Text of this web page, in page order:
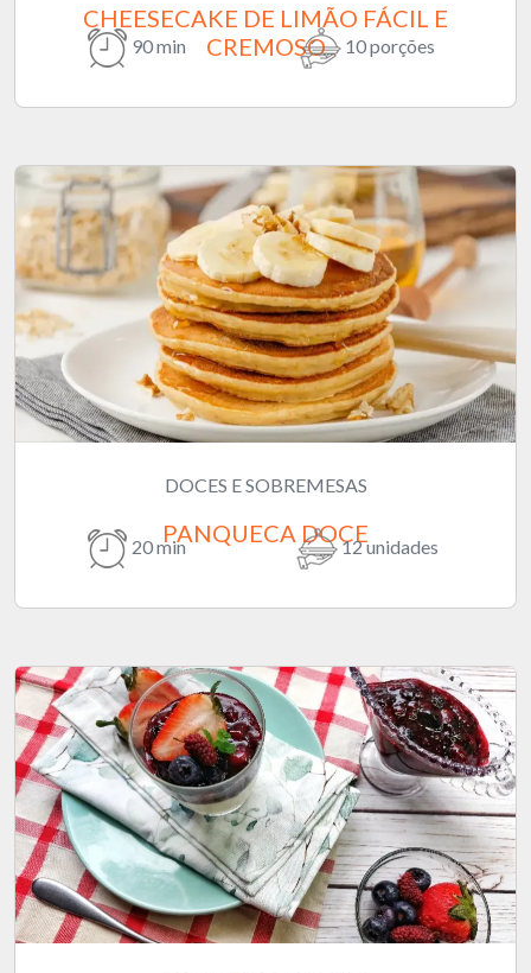
CHEESECAKE DE LIMÃO FÁCIL E
CREMOSO
90 min 10 porções
DOCES E SOBREMESAS
PANQUECA DOCE
20 min 12 unidades